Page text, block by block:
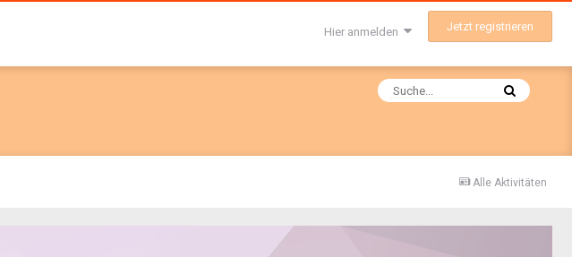
Hier anmelden Jetzt registrieren
Alle Aktivitäten